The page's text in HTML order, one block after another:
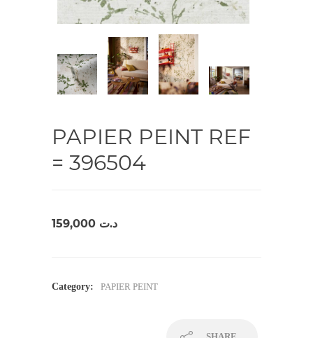
PAPIER PEINT REF
= 396504
د.ت
Category: PAPIER PEINT